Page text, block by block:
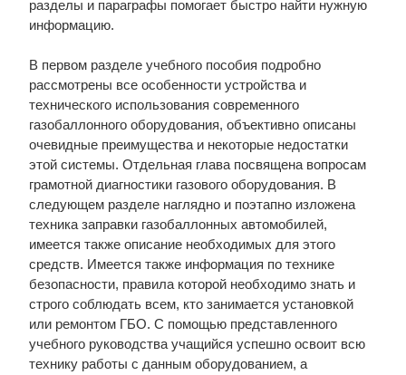
разделы и параграфы помогает быстро найти нужную
информацию.
В первом разделе учебного пособия подробно
рассмотрены все особенности устройства и
технического использования современного
газобаллонного оборудования, объективно описаны
очевидные преимущества и некоторые недостатки
этой системы. Отдельная глава посвящена вопросам
грамотной диагностики газового оборудования. В
следующем разделе наглядно и поэтапно изложена
техника заправки газобаллонных автомобилей,
имеется также описание необходимых для этого
средств. Имеется также информация по технике
безопасности, правила которой необходимо знать и
строго соблюдать всем, кто занимается установкой
или ремонтом ГБО. С помощью представленного
учебного руководства учащийся успешно освоит всю
технику работы с данным оборудованием, а